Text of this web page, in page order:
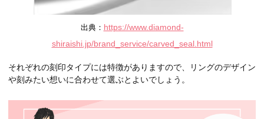
出典： https://www.diamond-
shiraishi.jp/brand_service/carved_seal.html
それぞれの刻印タイプには特徴がありますので、リングのデザイン
や刻みたい想いに合わせて選ぶとよいでしょう。